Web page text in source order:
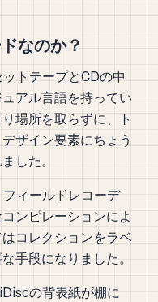
なのか？
トテープとCDの中
アル言語を持ってい
場所を取らずに、ト
ザイン要素にちょう
した。
ィールドレコーデ
ンピレーションによ
コレクションをラベ
手段になりました。
の背表紙が棚に